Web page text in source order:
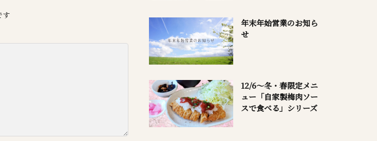
す
年末年始営業のお知ら
せ
12/6～冬・春限定メニ
ュー「自家製梅肉ソー
スで食べる」シリーズ